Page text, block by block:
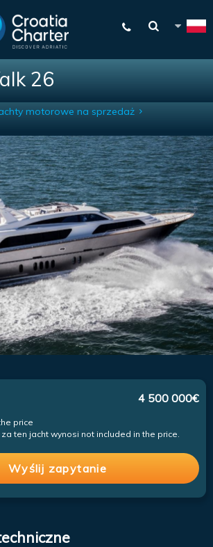
26
motorowe na sprzedaż
4 500 000€
price
ten jacht wynosi not included in the price.
Wyślij zapytanie